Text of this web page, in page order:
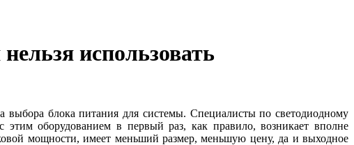
использовать
выбора блока питания для системы. Специалисты по светодиодному
этим оборудованием в первый раз, как правило, возникает вполне
мощности, имеет меньший размер, меньшую цену, да и выходное